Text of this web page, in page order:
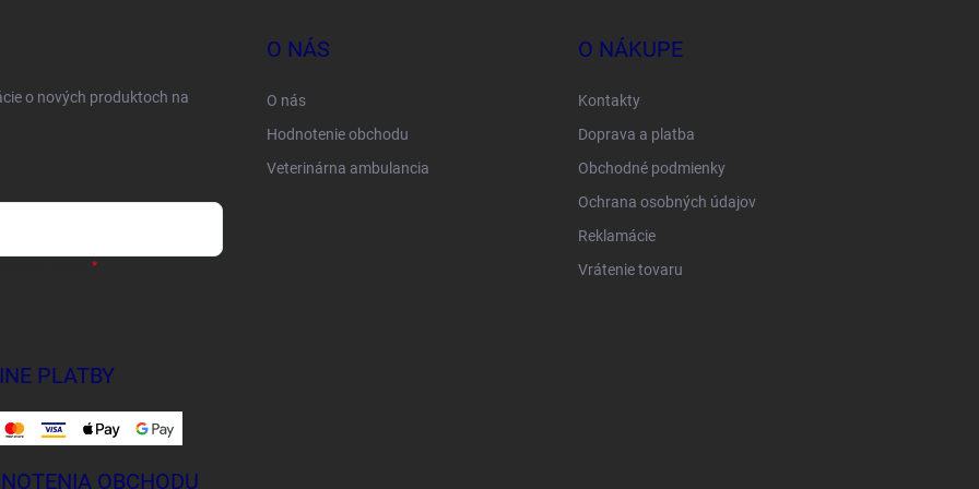
o nových produktoch na
O NÁS
O nás
Hodnotenie obchodu
Veterinárna ambulancia
O NÁKUPE
Kontakty
Doprava a platba
Obchodné podmienky
Ochrana osobných údajov
Reklamácie
Vrátenie tovaru
PLATBY
OBCHODU